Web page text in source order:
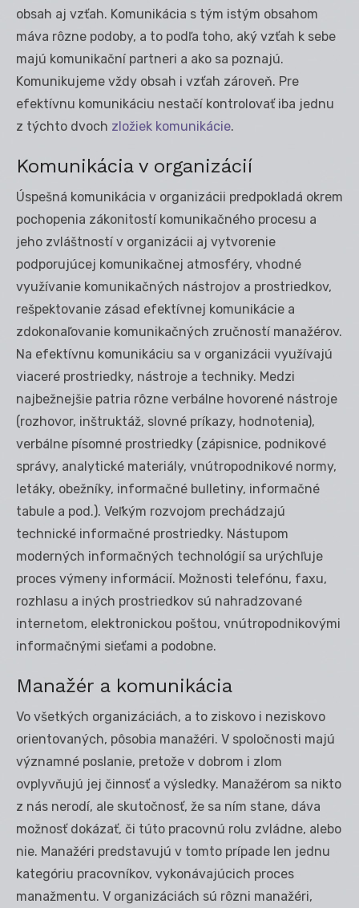
obsah aj vzťah. Komunikácia s tým istým obsahom
máva rôzne podoby, a to podľa toho, aký vzťah k sebe
majú komunikační partneri a ako sa poznajú.
Komunikujeme vždy obsah i vzťah zároveň. Pre
efektívnu komunikáciu nestačí kontrolovať iba jednu
z týchto dvoch zložiek komunikácie.
Komunikácia v organizácií
Úspešná komunikácia v organizácii predpokladá okrem
pochopenia zákonitostí komunikačného procesu a
jeho zvláštností v organizácii aj vytvorenie
podporujúcej komunikačnej atmosféry, vhodné
využívanie komunikačných nástrojov a prostriedkov,
rešpektovanie zásad efektívnej komunikácie a
zdokonaľovanie komunikačných zručností manažérov.
Na efektívnu komunikáciu sa v organizácii využívajú
viaceré prostriedky, nástroje a techniky. Medzi
najbežnejšie patria rôzne verbálne hovorené nástroje
(rozhovor, inštruktáž, slovné príkazy, hodnotenia),
verbálne písomné prostriedky (zápisnice, podnikové
správy, analytické materiály, vnútropodnikové normy,
letáky, obežníky, informačné bulletiny, informačné
tabule a pod.). Veľkým rozvojom prechádzajú
technické informačné prostriedky. Nástupom
moderných informačných technológií sa urýchľuje
proces výmeny informácií. Možnosti telefónu, faxu,
rozhlasu a iných prostriedkov sú nahradzované
internetom, elektronickou poštou, vnútropodnikovými
informačnými sieťami a podobne.
Manažér a komunikácia
Vo všetkých organizáciách, a to ziskovo i neziskovo
orientovaných, pôsobia manažéri. V spoločnosti majú
významné poslanie, pretože v dobrom i zlom
ovplyvňujú jej činnosť a výsledky. Manažérom sa nikto
z nás nerodí, ale skutočnosť, že sa ním stane, dáva
možnosť dokázať, či túto pracovnú rolu zvládne, alebo
nie. Manažéri predstavujú v tomto prípade len jednu
kategóriu pracovníkov, vykonávajúcich proces
manažmentu. V organizáciách sú rôzni manažéri,